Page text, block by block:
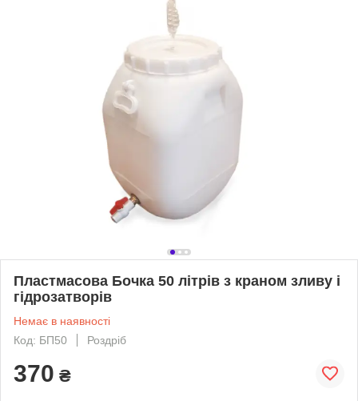
Пластмасова Бочка 50 літрів з краном зливу і
гідрозатворів
Немає в наявності
Код: БП50
Роздріб
370 ₴